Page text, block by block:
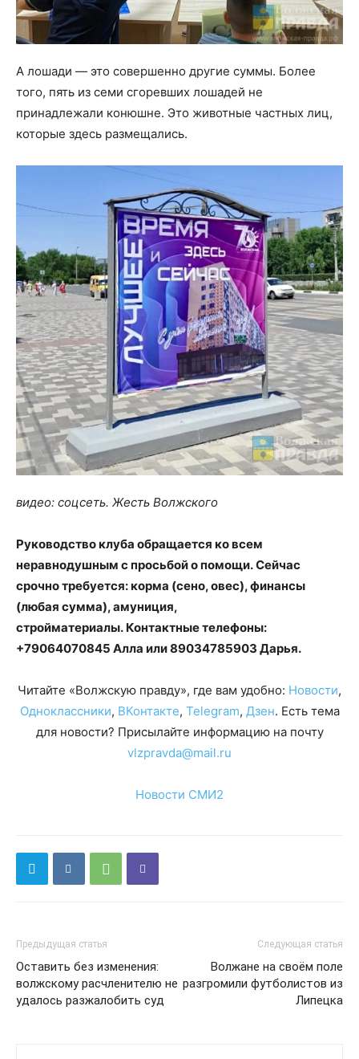
А лошади — это совершенно другие суммы. Более
того, пять из семи сгоревших лошадей не
принадлежали конюшне. Это животные частных лиц,
которые здесь размещались.
видео: соцсеть. Жесть Волжского
Руководство клуба обращается ко всем
неравнодушным с просьбой о помощи. Сейчас
срочно требуется: корма (сено, овес), финансы
(любая сумма), амуниция,
стройматериалы. Контактные телефоны:
+79064070845 Алла или 89034785903 Дарья.
Читайте «Волжскую правду», где вам удобно: Новости,
Одноклассники, ВКонтакте, Telegram, Дзен. Есть тема
для новости? Присылайте информацию на почту
vlzpravda@mail.ru
Новости СМИ2
Предыдущая статья
Оставить без изменения:
волжскому расчленителю не
удалось разжалобить суд
Следующая статья
Волжане на своём поле
разгромили футболистов из
Липецка